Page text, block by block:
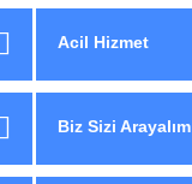
Acil Hizmet
Biz Sizi Arayalım